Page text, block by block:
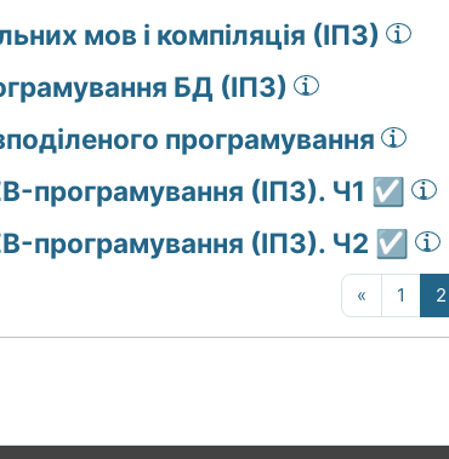
мов і компіляція (ІПЗ)
БД (ІПЗ)
програмування
програмування (ІПЗ). Ч1 ☑️
програмування (ІПЗ). Ч2 ☑️
« 1 2